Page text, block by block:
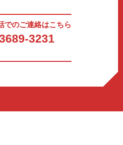
わせに対応・管理するため
サービスの提供・運用のため
でのご連絡はこちら
3231